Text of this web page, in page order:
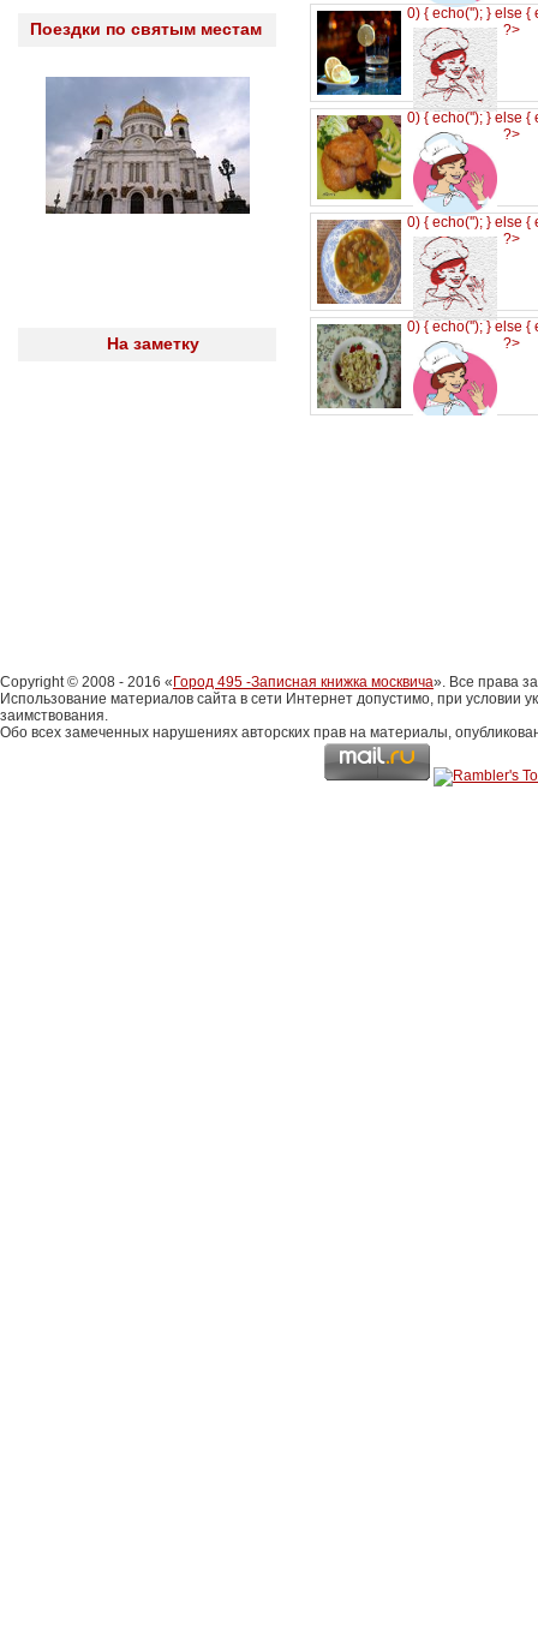
Поездки по святым местам
На заметку
0) { echo(''); } else {
?>
0) { echo(''); } else {
?>
0) { echo(''); } else {
?>
0) { echo(''); } else {
?>
Copyright © 2008 - 2016 « Город 495 -Записная книжка москвича». Все права
Использование материалов сайта в сети Интернет допустимо, при условии
заимствования.
Обо всех замеченных нарушениях авторских прав на материалы,